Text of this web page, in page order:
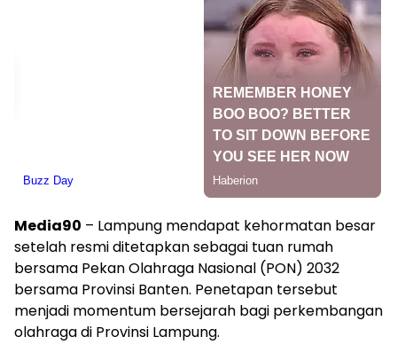
Media90 – Lampung mendapat kehormatan besar
setelah resmi ditetapkan sebagai tuan rumah
bersama Pekan Olahraga Nasional (PON) 2032
bersama Provinsi Banten. Penetapan tersebut
menjadi momentum bersejarah bagi perkembangan
olahraga di Provinsi Lampung.